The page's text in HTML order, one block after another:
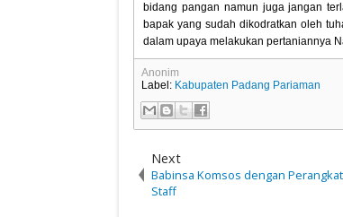
bidang pangan namun juga jangan
bapak yang sudah dikodratkan oleh
dalam upaya melakukan pertaniannya
Anonim
Label: Kabupaten Padang Pariaman
Next
Babinsa Komsos dengan
Staff